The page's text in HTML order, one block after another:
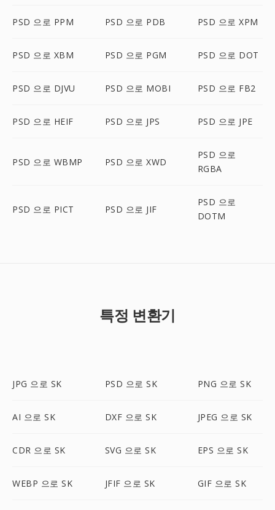
PSD 으로 PPM PSD 으로 PDB PSD 으로 XPM
PSD 으로 XBM PSD 으로 PGM PSD 으로 DOT
PSD 으로 DJVU PSD 으로 MOBI PSD 으로 FB2
PSD 으로 HEIF PSD 으로 JPS PSD 으로 JPE
PSD 으로 WBMP PSD 으로 XWD
PSD 으로
RGBA
PSD 으로 PICT PSD 으로 JIF
PSD 으로
DOTM
특정 변환기
JPG 으로 SK PSD 으로 SK PNG 으로 SK
AI 으로 SK DXF 으로 SK JPEG 으로 SK
CDR 으로 SK SVG 으로 SK EPS 으로 SK
WEBP 으로 SK JFIF 으로 SK GIF 으로 SK